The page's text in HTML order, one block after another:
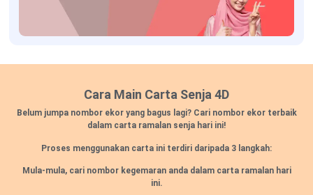
Cara Main Carta Senja 4D
Belum jumpa nombor ekor yang bagus lagi? Cari nombor ekor terbaik
dalam carta ramalan senja hari ini!
Proses menggunakan carta ini terdiri daripada 3 langkah:
Mula-mula, cari nombor kegemaran anda dalam carta ramalan hari
ini.